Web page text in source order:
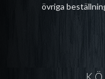
övriga